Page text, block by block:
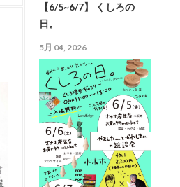
【6/5~6/7】 くしろの
日。
5月 04, 2026